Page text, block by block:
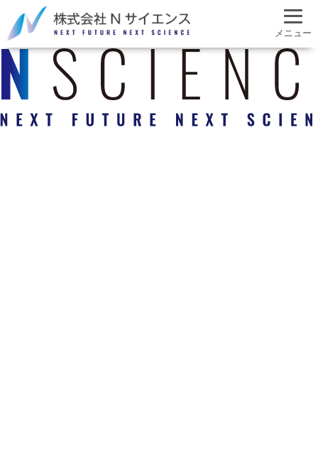
メニュー
ホーム
事業紹介 取扱メーカー
会社案内 採用情報
アクセス お問い合わせ